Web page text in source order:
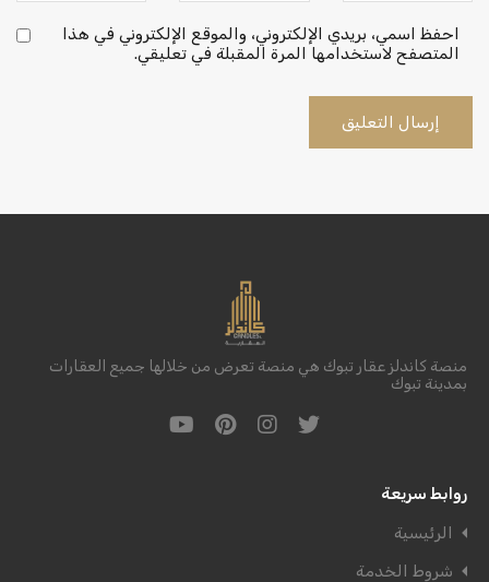
احفظ اسمي، بريدي الإلكتروني، والموقع الإلكتروني في هذا
المتصفح لاستخدامها المرة المقبلة في تعليقي.
منصة كاندلز عقار تبوك هي منصة تعرض من خلالها جميع العقارات
بمدينة تبوك
روابط سريعة
الرئيسية
شروط الخدمة